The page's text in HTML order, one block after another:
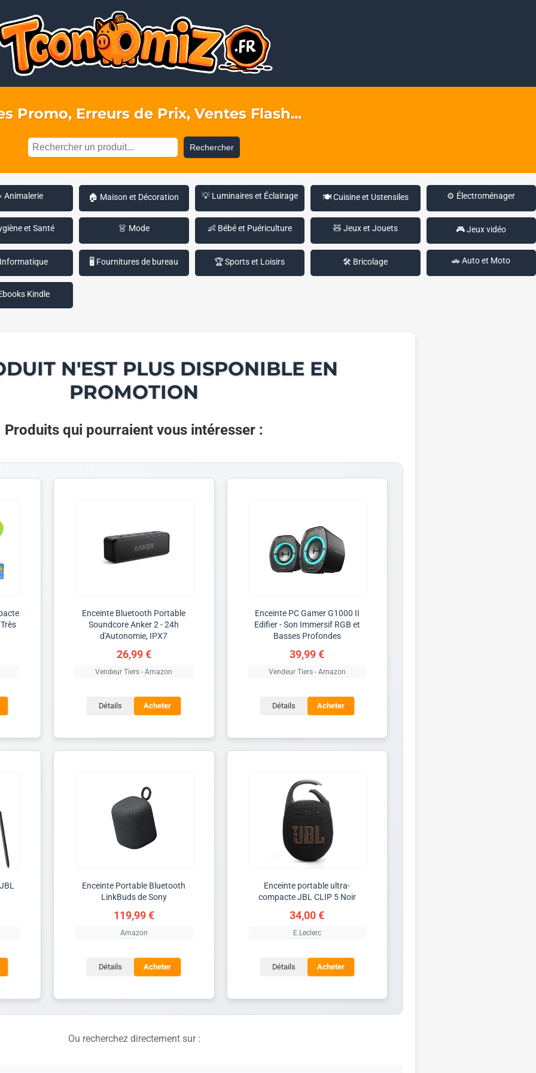
Promo, Erreurs de Prix, Ventes Flash...
Rechercher
Animalerie 🏠 Maison et Décoration 💡 Luminaires et Éclairage 🍽️ Cuisine et Ustensiles ⚙️ Électroménager
et Santé 👗 Mode 👶 Bébé et Puériculture 🧸 Jeux et Jouets 🎮 Jeux vidéo
🖥️ Fournitures de bureau 🏆 Sports et Loisirs 🛠️ Bricolage 🚗 Auto et Moto
Kindle
N'EST PLUS DISPONIBLE EN
PROMOTION
Produits qui pourraient vous intéresser :
Enceinte Bluetooth Portable
Soundcore Anker 2 - 24h
d'Autonomie, IPX7
26,99 €
Vendeur Tiers - Amazon
Détails Acheter
Enceinte PC Gamer G1000 II
Edifier - Son Immersif RGB et
Basses Profondes
39,99 €
Vendeur Tiers - Amazon
Détails Acheter
Enceinte Portable Bluetooth
LinkBuds de Sony
119,99 €
Amazon
Détails Acheter
Enceinte portable ultra-
compacte JBL CLIP 5 Noir
34,00 €
E.Leclerc
Détails Acheter
Ou recherchez directement sur :